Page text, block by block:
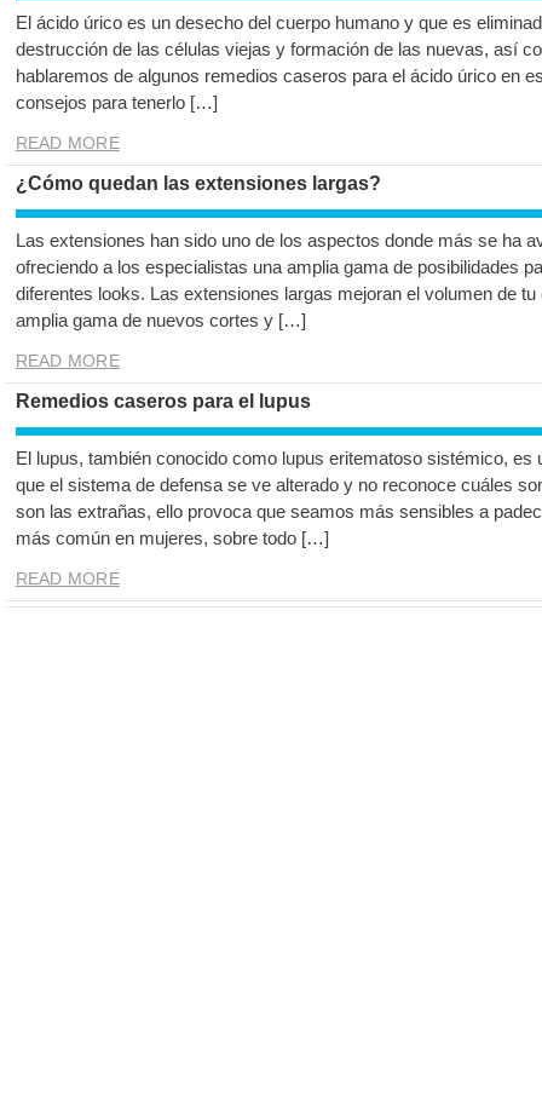
El ácido úrico es un desecho del cuerpo humano y que es
destrucción de las células viejas y formación de las nuevas, así
hablaremos de algunos remedios caseros para el ácido úrico en
consejos para tenerlo […]
READ MORE
¿Cómo quedan las extensiones largas?
Las extensiones han sido uno de los aspectos donde más se ha
ofreciendo a los especialistas una amplia gama de posibilidades
diferentes looks. Las extensiones largas mejoran el volumen de
amplia gama de nuevos cortes y […]
READ MORE
Remedios caseros para el lupus
El lupus, también conocido como lupus eritematoso sistémico, es
que el sistema de defensa se ve alterado y no reconoce cuáles
son las extrañas, ello provoca que seamos más sensibles a
más común en mujeres, sobre todo […]
READ MORE